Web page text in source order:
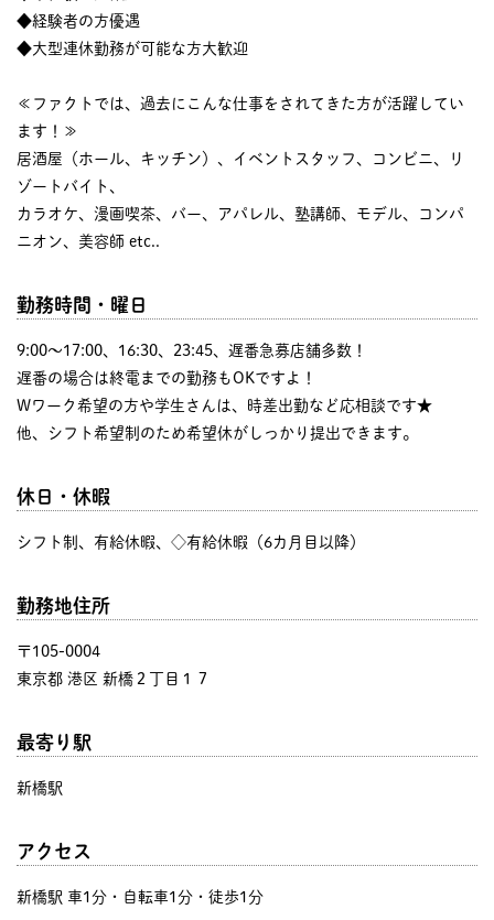
◆経験者の方優遇
◆大型連休勤務が可能な方大歓迎
≪ファクトでは、過去にこんな仕事をされてきた方が活躍してい
ます！≫
居酒屋（ホール、キッチン）、イベントスタッフ、コンビニ、リ
ゾートバイト、
カラオケ、漫画喫茶、バー、アパレル、塾講師、モデル、コンパ
ニオン、美容師 etc..
勤務時間・曜日
9:00〜17:00、16:30、23:45、遅番急募店舗多数！
遅番の場合は終電までの勤務もOKですよ！
Wワーク希望の方や学生さんは、時差出勤など応相談です★
他、シフト希望制のため希望休がしっかり提出できます。
休日・休暇
シフト制、有給休暇、◇有給休暇（6カ月目以降）
勤務地住所
〒105-0004
東京都 港区 新橋２丁目１７
最寄り駅
新橋駅
アクセス
新橋駅 車1分・自転車1分・徒歩1分